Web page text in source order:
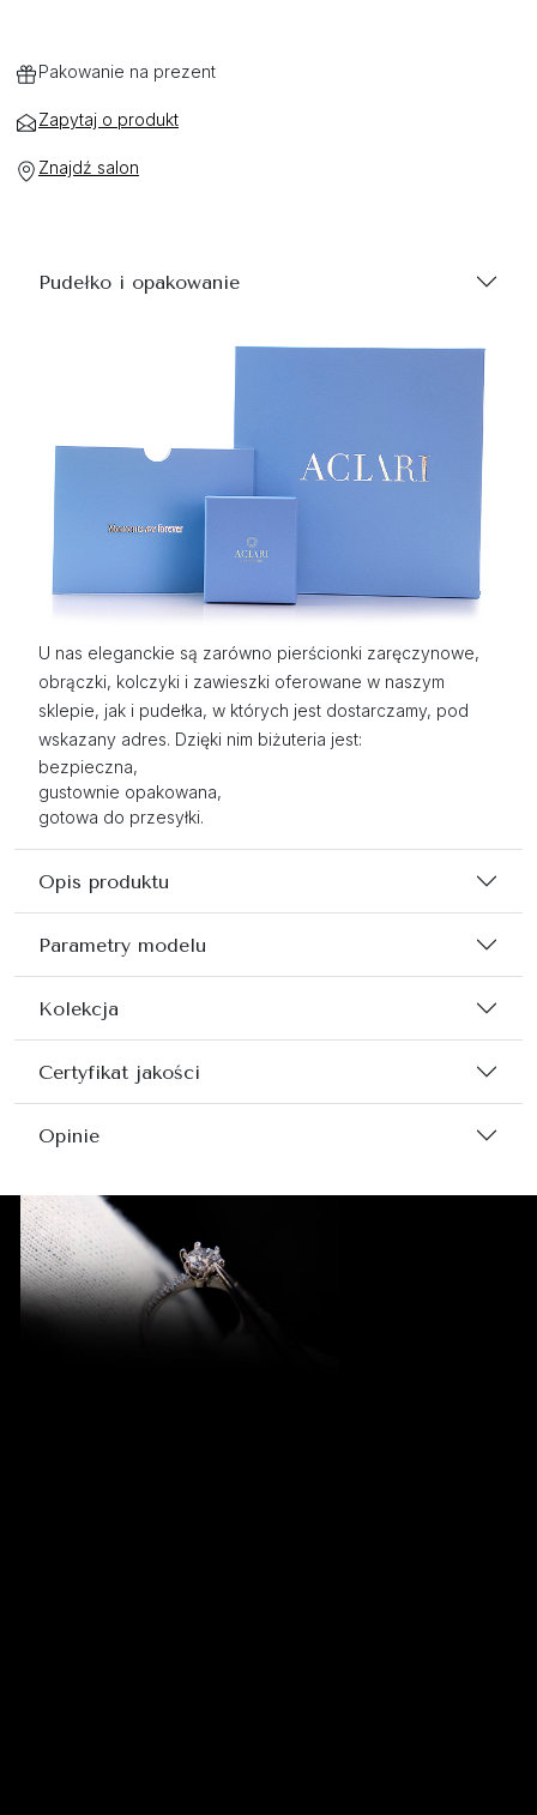
Pakowanie na prezent
Zapytaj o produkt
Znajdź salon
Pudełko i opakowanie
U nas eleganckie są zarówno pierścionki zaręczynowe,
obrączki, kolczyki i zawieszki oferowane w naszym
sklepie, jak i pudełka, w których jest dostarczamy, pod
wskazany adres. Dzięki nim biżuteria jest:
bezpieczna,
gustownie opakowana,
gotowa do przesyłki.
Opis produktu
Parametry modelu
Kolekcja
Certyfikat jakości
Opinie